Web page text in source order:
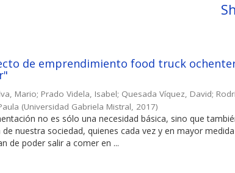
de emprendimiento food truck
Mario; Prado Videla, Isabel; Quesada Víquez, David;
(Universidad Gabriela Mistral 2017)
no es sólo una necesidad básica, sino que
de nuestra sociedad, quienes cada vez y en mayor
de poder salir a comer en ...